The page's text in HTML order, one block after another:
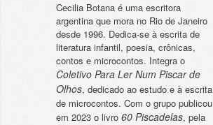
Cecilia Botana é uma escritora
argentina que mora no Rio de Janeiro
desde 1996. Dedica-se à escrita de
literatura infantil, poesia, crônicas,
contos e microcontos. Integra o
Coletivo Para Ler Num Piscar de
Olhos, dedicado ao estudo e à escrita
de microcontos. Com o grupo publicou
em 2023 o livro60 Piscadelas, pela